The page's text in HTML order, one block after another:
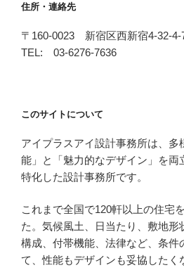
住所・連絡先
〒160-0023 新宿区西新宿4-32-4-
TEL: 03-6276-7636
このサイトについて
アイプラスアイ設計事務所は、多
能」と「魅力的なデザイン」を両
特化した設計事務所です。
これまで全国で120軒以上の住宅
た。気候風土、日当たり、敷地形
構成、付帯機能、法律など、条件
て、性能もデザインも妥協したく